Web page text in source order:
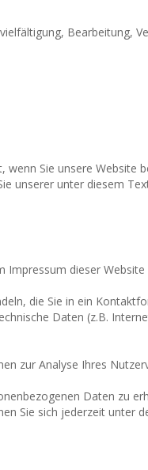
Bearbeitung,
Sie unsere Website
unserer unter diesem
Impressum dieser Website
die Sie in ein
Daten (z.B.
zur Analyse Ihres
Daten zu
Sie sich jederzeit unter